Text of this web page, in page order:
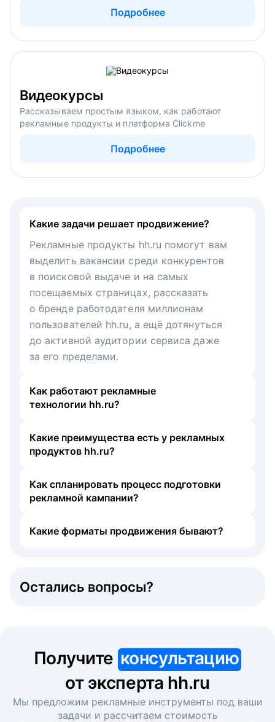
Подробнее
Видеокурсы
Рассказываем простым языком, как работают
рекламные продукты и платформа Clickme
Подробнее
Какие задачи решает продвижение?
Рекламные продукты hh.ru помогут вам
выделить вакансии среди конкурентов
в поисковой выдаче и на самых
посещаемых страницах, рассказать
о бренде работодателя миллионам
пользователей hh.ru, а ещё дотянуться
до активной аудитории сервиса даже
за его пределами.
Как работают рекламные
технологии hh.ru?
Какие преимущества есть у рекламных
продуктов hh.ru?
Как спланировать процесс подготовки
рекламной кампании?
Какие форматы продвижения бывают?
Остались вопросы?
Получите консультацию
от эксперта hh.ru
Мы предложим рекламные инструменты под ваши
задачи и рассчитаем стоимость